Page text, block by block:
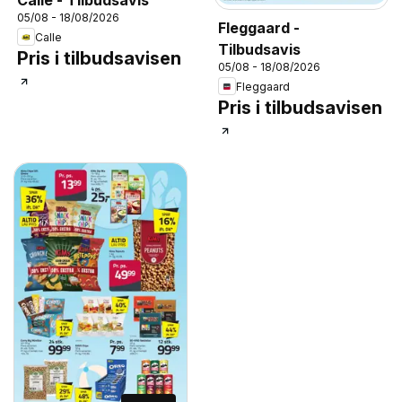
05/08 - 18/08/2026
Calle
Pris i tilbudsavisen
Fleggaard -
Tilbudsavis
05/08 - 18/08/2026
Fleggaard
Pris i tilbudsavisen